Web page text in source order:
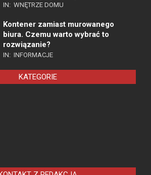
IN: WNĘTRZE DOMU
Kontener zamiast murowanego
biura. Czemu warto wybrać to
rozwiązanie?
IN: INFORMACJE
KATEGORIE